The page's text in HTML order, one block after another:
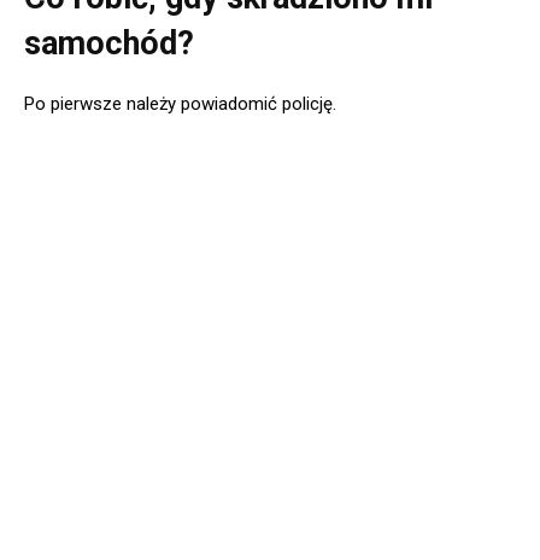
samochód?
Po pierwsze należy powiadomić policję.